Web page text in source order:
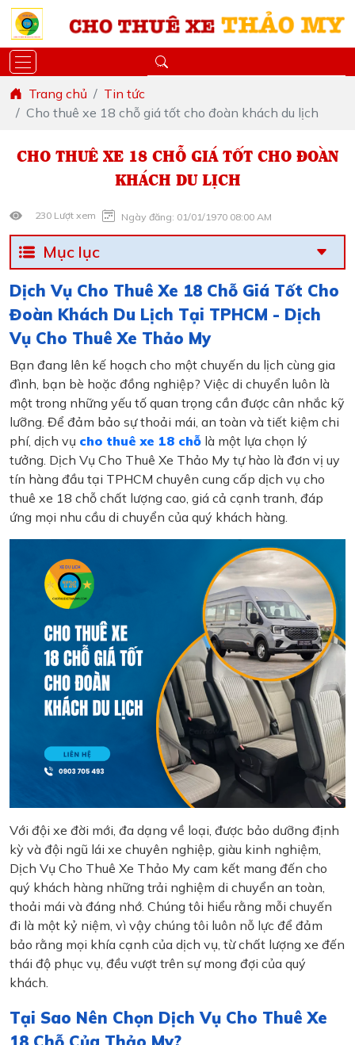
Trang chủ
Tin tức
Cho thuê xe 18 chỗ giá tốt cho đoàn khách du lịch
CHO THUÊ XE 18 CHỖ GIÁ TỐT CHO ĐOÀN
KHÁCH DU LỊCH
230 Lượt xem Ngày đăng: 01/01/1970 08:00 AM
Mục lục
Dịch Vụ Cho Thuê Xe 18 Chỗ Giá Tốt Cho
Đoàn Khách Du Lịch Tại TPHCM - Dịch
Vụ Cho Thuê Xe Thảo My
Bạn đang lên kế hoạch cho một chuyến du lịch cùng gia
đình, bạn bè hoặc đồng nghiệp? Việc di chuyển luôn là
một trong những yếu tố quan trọng cần được cân nhắc kỹ
lưỡng. Để đảm bảo sự thoải mái, an toàn và tiết kiệm chi
phí, dịch vụ cho thuê xe 18 chỗ là một lựa chọn lý
tưởng. Dịch Vụ Cho Thuê Xe Thảo My tự hào là đơn vị uy
tín hàng đầu tại TPHCM chuyên cung cấp dịch vụ cho
thuê xe 18 chỗ chất lượng cao, giá cả cạnh tranh, đáp
ứng mọi nhu cầu di chuyển của quý khách hàng.
Với đội xe đời mới, đa dạng về loại, được bảo dưỡng định
kỳ và đội ngũ lái xe chuyên nghiệp, giàu kinh nghiệm,
Dịch Vụ Cho Thuê Xe Thảo My cam kết mang đến cho
quý khách hàng những trải nghiệm di chuyển an toàn,
thoải mái và đáng nhớ. Chúng tôi hiểu rằng mỗi chuyến
đi là một kỷ niệm, vì vậy chúng tôi luôn nỗ lực để đảm
bảo rằng mọi khía cạnh của dịch vụ, từ chất lượng xe đến
thái độ phục vụ, đều vượt trên sự mong đợi của quý
khách.
Tại Sao Nên Chọn Dịch Vụ Cho Thuê Xe